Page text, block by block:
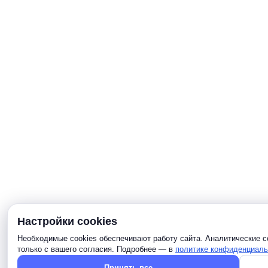
Настройки cookies
Необходимые cookies обеспечивают работу сайта.
только с вашего согласия. Подробнее — в политике